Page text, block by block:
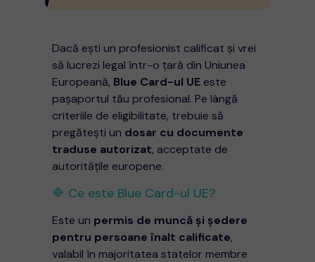
Dacă ești un profesionist calificat și vrei
să lucrezi legal într-o țară din Uniunea
Europeană, Blue Card-ul UE este
pașaportul tău profesional. Pe lângă
criteriile de eligibilitate, trebuie să
pregătești un dosar cu documente
traduse autorizat, acceptate de
autoritățile europene.
🔷 Ce este Blue Card-ul UE?
Este un permis de muncă și ședere
pentru persoane înalt calificate,
valabil în majoritatea statelor membre